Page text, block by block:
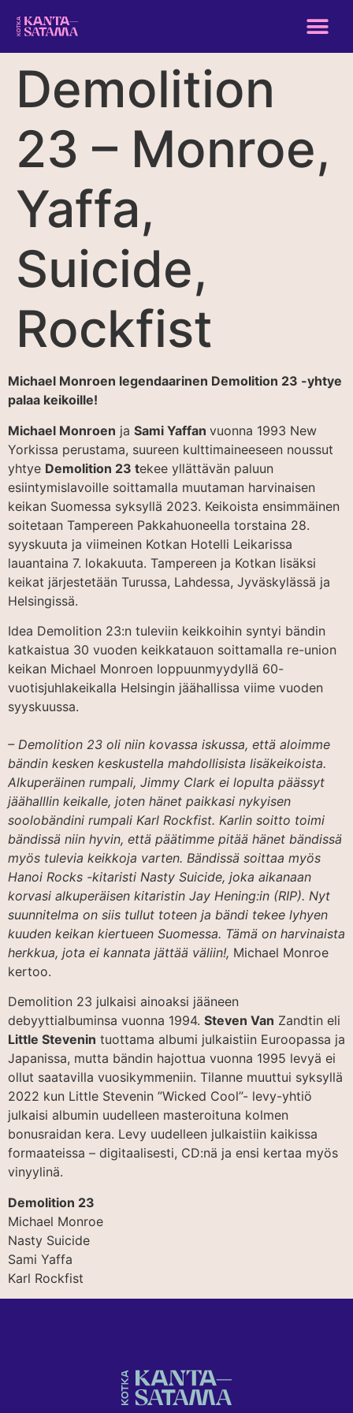
Demolition
23 – Monroe,
Yaffa,
Suicide,
Rockfist
Michael Monroen legendaarinen Demolition 23 -yhtye
palaa keikoille!
Michael Monroen ja Sami Yaffan vuonna 1993 New
Yorkissa perustama, suureen kulttimaineeseen noussut
yhtye Demolition 23 tekee yllättävän paluun
esiintymislavoille soittamalla muutaman harvinaisen
keikan Suomessa syksyllä 2023. Keikoista ensimmäinen
soitetaan Tampereen Pakkahuoneella torstaina 28.
syyskuuta ja viimeinen Kotkan Hotelli Leikarissa
lauantaina 7. lokakuuta. Tampereen ja Kotkan lisäksi
keikat järjestetään Turussa, Lahdessa, Jyväskylässä ja
Helsingissä.
Idea Demolition 23:n tuleviin keikkoihin syntyi bändin
katkaistua 30 vuoden keikkatauon soittamalla re-union
keikan Michael Monroen loppuunmyydyllä 60-
vuotisjuhlakeikalla Helsingin jäähallissa viime vuoden
syyskuussa.
– Demolition 23 oli niin kovassa iskussa, että aloimme
bändin kesken keskustella mahdollisista lisäkeikoista.
Alkuperäinen rumpali, Jimmy Clark ei lopulta päässyt
jäähalllin keikalle, joten hänet paikkasi nykyisen
soolobändini rumpali Karl Rockfist. Karlin soitto toimi
bändissä niin hyvin, että päätimme pitää hänet bändissä
myös tulevia keikkoja varten. Bändissä soittaa myös
Hanoi Rocks -kitaristi Nasty Suicide, joka aikanaan
korvasi alkuperäisen kitaristin Jay Hening:in (RIP). Nyt
suunnitelma on siis tullut toteen ja bändi tekee lyhyen
kuuden keikan kiertueen Suomessa. Tämä on harvinaista
herkkua, jota ei kannata jättää väliin!, Michael Monroe
kertoo.
Demolition 23 julkaisi ainoaksi jääneen
debyyttialbuminsa vuonna 1994. Steven Van Zandtin eli
Little Stevenin tuottama albumi julkaistiin Euroopassa ja
Japanissa, mutta bändin hajottua vuonna 1995 levyä ei
ollut saatavilla vuosikymmeniin. Tilanne muuttui syksyllä
2022 kun Little Stevenin ”Wicked Cool”- levy-yhtiö
julkaisi albumin uudelleen masteroituna kolmen
bonusraidan kera. Levy uudelleen julkaistiin kaikissa
formaateissa – digitaalisesti, CD:nä ja ensi kertaa myös
vinyylinä.
Demolition 23
Michael Monroe
Nasty Suicide
Sami Yaffa
Karl Rockfist